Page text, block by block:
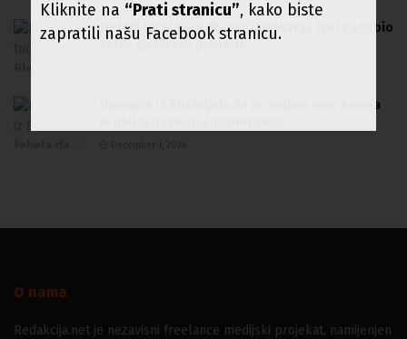
Detalji tučnjave u Blažuju: Muškarac (26) zadobio
teške tjeslesne povrede
Djevojka iz BiH željela da promijeni ime, a onda
O nama
Redakcija.net je nezavisni freelance medijski projekat, namijenjen
Kliknite na “Prati stranicu”, kako biste
zapratili našu Facebook stranicu.